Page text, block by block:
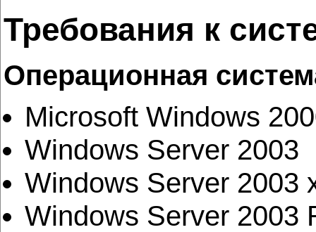
Требования к
Операционная
Microsoft Windows
Windows Server 2003
Windows Server 2003
Windows Server 2003